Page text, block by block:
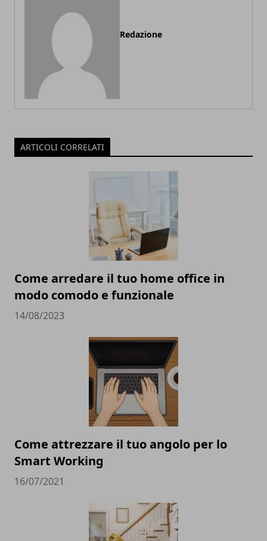
Redazione
ARTICOLI CORRELATI
Come arredare il tuo home office in
modo comodo e funzionale
14/08/2023
Come attrezzare il tuo angolo per lo
Smart Working
16/07/2021